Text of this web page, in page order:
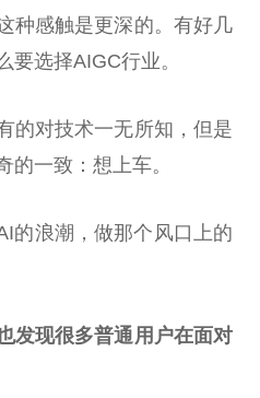
种感触是更深的。有好几
要选择AIGC行业。
的对技术一无所知，但是
的一致：想上车。
的浪潮，做那个风口上的
发现很多普通用户在面对